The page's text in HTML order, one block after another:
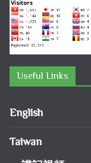
Useful Links
English
Taiwan